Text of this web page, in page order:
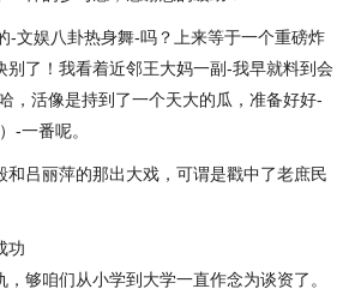
-文娱八卦热身舞-吗？上来等于一个重磅炸
别了！我看着近邻王大妈一副-我早就料到会
，活像是持到了一个天大的瓜，准备好好-
-一番呢。
和吕丽萍的那出大戏，可谓是戳中了老庶民
功
够咱们从小学到大学一直作念为谈资了。